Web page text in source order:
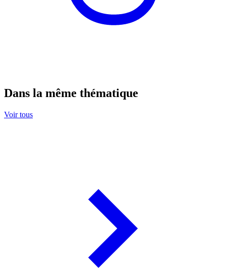
Dans la même thématique
Voir tous